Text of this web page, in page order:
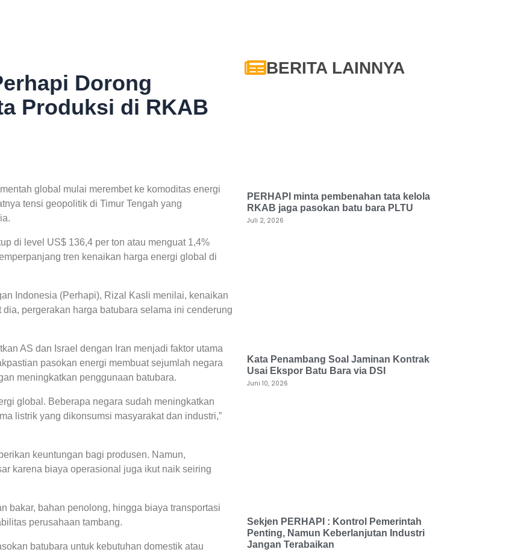
Dorong
Produksi di RKAB
global mulai merembet ke komoditas energi
tensi geopolitik di Timur Tengah yang
di level US$ 136,4 per ton atau menguat 1,4%
tren kenaikan harga energi global di
Indonesia (Perhapi), Rizal Kasli menilai, kenaikan
pergerakan harga batubara selama ini cenderung
AS dan Israel dengan Iran menjadi faktor utama
pasokan energi membuat sejumlah negara
meningkatkan penggunaan batubara.
global. Beberapa negara sudah meningkatkan
listrik yang dikonsumsi masyarakat dan industri,”
keuntungan bagi produsen. Namun,
karena biaya operasional juga ikut naik seiring
bakar, bahan penolong, hingga biaya transportasi
perusahaan tambang.
batubara untuk kebutuhan domestik atau
BERITA LAINNYA
PERHAPI minta pembenahan tata kelola
RKAB jaga pasokan batu bara PLTU
Juli 2, 2026
Kata Penambang Soal Jaminan Kontrak
Usai Ekspor Batu Bara via DSI
Juni 10, 2026
Sekjen PERHAPI : Kontrol Pemerintah
Penting, Namun Keberlanjutan Industri
Jangan Terabaikan